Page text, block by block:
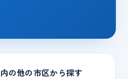
内の他の市区から探す